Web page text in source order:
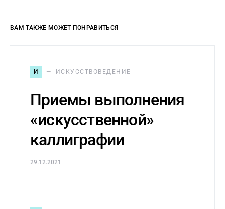
ВАМ ТАКЖЕ МОЖЕТ ПОНРАВИТЬСЯ
И ИСКУССТВОВЕДЕНИЕ
Приемы выполнения
«искусственной»
каллиграфии
29.12.2021